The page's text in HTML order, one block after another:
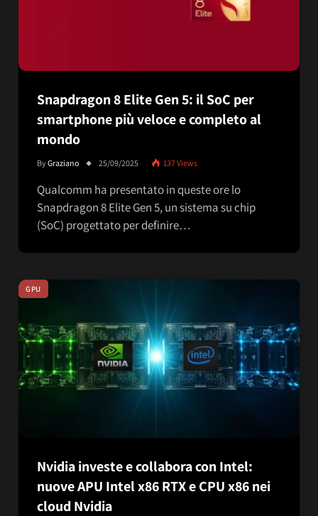
Snapdragon 8 Elite Gen 5: il SoC per
smartphone più veloce e completo al
mondo
ByGraziano 25/09/2025 137Views
Qualcomm ha presentato in queste ore lo
Snapdragon 8 Elite Gen 5, un sistema su chip
(SoC) progettato per definire…
GPU
Nvidia investe e collabora con Intel:
nuove APU Intel x86 RTX e CPU x86 nei
cloud Nvidia